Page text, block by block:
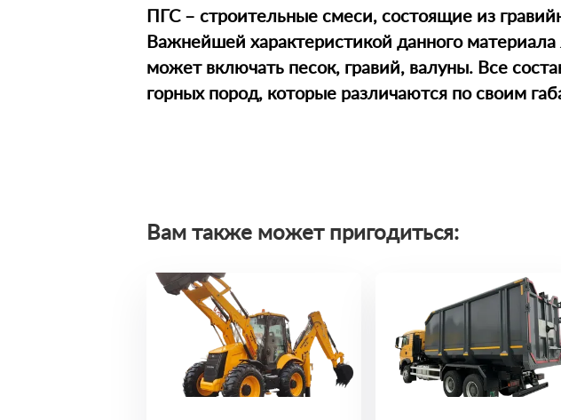
ПГС – строительные смеси, состоящие из
Важнейшей характеристикой данного материала
может включать песок, гравий, валуны. Все
горных пород, которые различаются по своим
Вам также может пригодиться: